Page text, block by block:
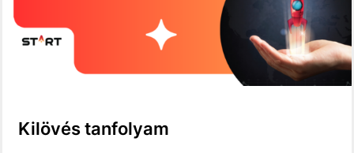
Kilövés tanfolyam